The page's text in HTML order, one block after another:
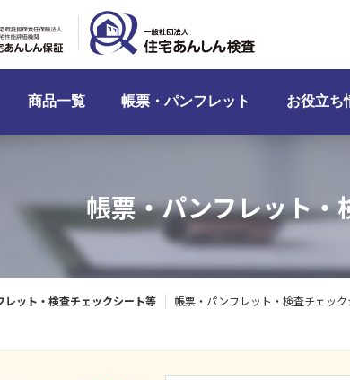
商品一覧 帳票・パンフレット お役立ち
レット・検査チェックシート等 帳票・パンフレット・検査チェッ
帳票・パンフレット